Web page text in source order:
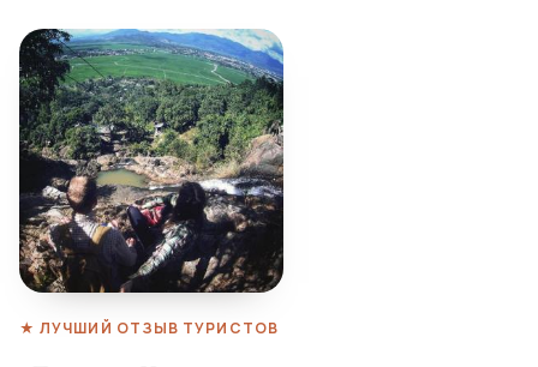
★ ЛУЧШИЙ ОТЗЫВ ТУРИСТОВ